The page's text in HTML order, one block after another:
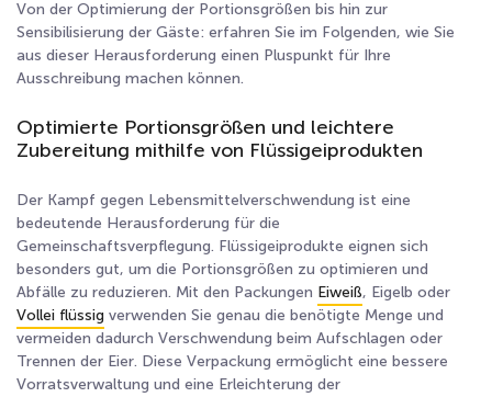
Von der Optimierung der Portionsgrößen bis hin zur
Sensibilisierung der Gäste: erfahren Sie im Folgenden, wie Sie
aus dieser Herausforderung einen Pluspunkt für Ihre
Ausschreibung machen können.
Optimierte Portionsgrößen und leichtere
Zubereitung mithilfe von Flüssigeiprodukten
Der Kampf gegen Lebensmittelverschwendung ist eine
bedeutende Herausforderung für die
Gemeinschaftsverpflegung. Flüssigeiprodukte eignen sich
besonders gut, um die Portionsgrößen zu optimieren und
Abfälle zu reduzieren. Mit den Packungen Eiweiß, Eigelb oder
Vollei flüssig verwenden Sie genau die benötigte Menge und
vermeiden dadurch Verschwendung beim Aufschlagen oder
Trennen der Eier. Diese Verpackung ermöglicht eine bessere
Vorratsverwaltung und eine Erleichterung der